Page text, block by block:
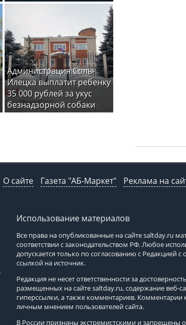
Администрация Соль-
Илецка выплатит ребенку
35 000 рублей за укус
безнадзорной собаки
О сайте Газета "АБ-Маркет" Реклама на
Использование материалов
Все права на опубликованные на сайтеsaltday.ru
соответствии с законодательством РФ. Любое
допускается только по согласованию с Редакцией с
ссылкой на источник.
Редакция не несет ответственности за
размещенных на сайтеsaltday.ru, содержание веб-
гиперссылки, а также комментариев. Комментарии
личным мнением пользователей сайта.
В России признаны экстремистскими и запрещены